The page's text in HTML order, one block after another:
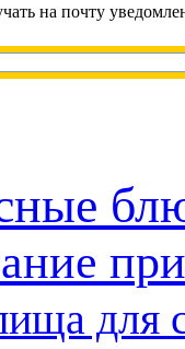
на почту
для